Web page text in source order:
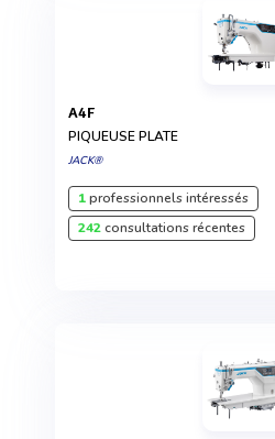
A4F
PIQUEUSE PLATE
JACK®
1professionnels intéressés
242consultations récentes